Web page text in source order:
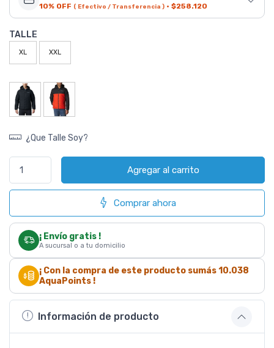
10% OFF ( Efectivo / Transferencia ) · $258.120
TALLE
XL XXL
¿Que Talle Soy?
Agregar al carrito
Comprar ahora
¡ Envío gratis !
A sucursal o a tu domicilio
¡ Con la compra de este producto sumás10.038
AquaPoints !
Información de producto